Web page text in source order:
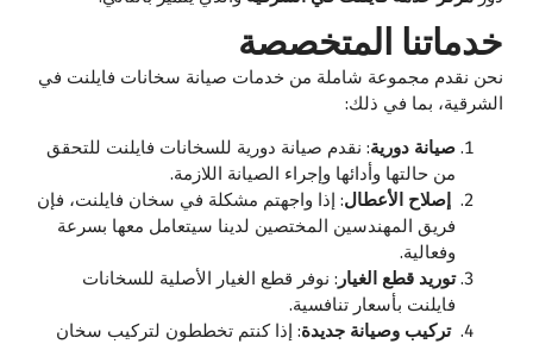
خدماتنا المتخصصة
نحن نقدم مجموعة شاملة من خدمات صيانة سخانات فايلنت في
الشرقية، بما في ذلك:
صيانة دورية: نقدم صيانة دورية للسخانات فايلنت للتحقق
من حالتها وأدائها وإجراء الصيانة اللازمة.
إصلاح الأعطال: إذا واجهتم مشكلة في سخان فايلنت، فإن
فريق المهندسين المختصين لدينا سيتعامل معها بسرعة
وفعالية.
توريد قطع الغيار : نوفر قطع الغيار الأصلية للسخانات
فايلنت بأسعار تنافسية.
تركيب وصيانة جديدة: إذا كنتم تخططون لتركيب سخان